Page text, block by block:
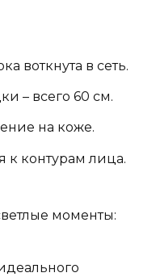
воткнута в сеть.
– всего 60 см.
на коже.
к контурам лица.
моменты: